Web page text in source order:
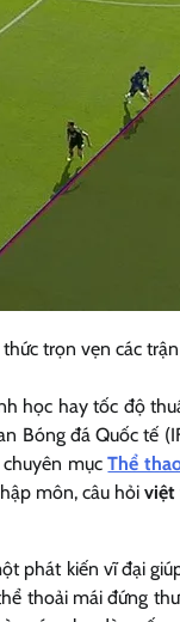
trọn vẹn các
học hay tốc độ
Bóng đá Quốc tế
chuyên mụcThể
môn, câu hỏiviệt
phát kiến vĩ đại
thoải mái đứng